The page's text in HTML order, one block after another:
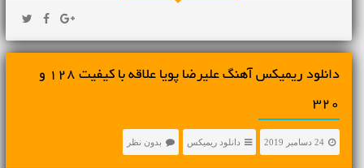
دانلود ریمیکس آهنگ علیرضا پویا علاقه با کیفیت 128 و
320
24 دسامبر 2019 دانلود ریمیکس بدون نظر